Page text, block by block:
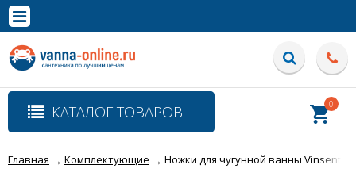
Полная версия сайта
КАТАЛОГ ТОВАРОВ 0
Главная → Комплектующие → Ножки для чугунной ванны Vinsent